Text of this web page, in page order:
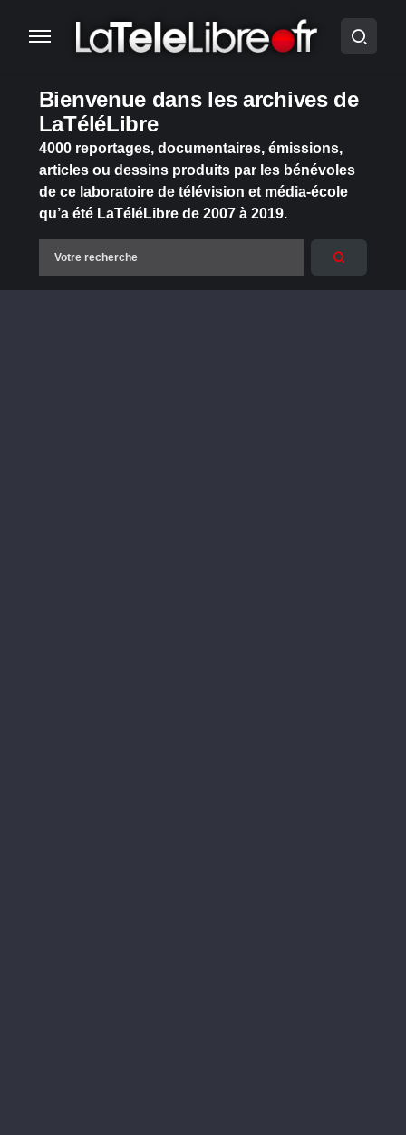
Bienvenue dans les archives de
LaTéléLibre
4000 reportages, documentaires, émissions,
articles ou dessins produits par les bénévoles
de ce laboratoire de télévision et média-école
qu’a été LaTéléLibre de 2007 à 2019.